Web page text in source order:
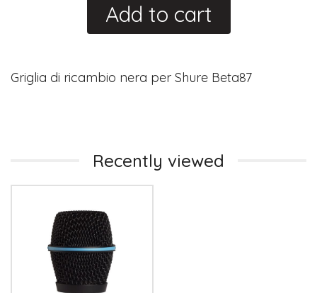
Add to cart
Griglia di ricambio nera per Shure Beta87
Recently viewed